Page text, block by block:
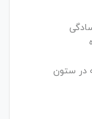
در ستون